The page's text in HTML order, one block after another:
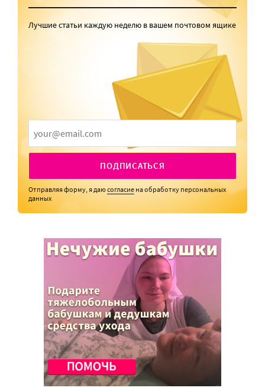
Лучшие статьи каждую неделю в вашем почтовом ящике
ПОДПИСАТЬСЯ
Отправляя форму, я даюсогласие на обработку персональных
данных